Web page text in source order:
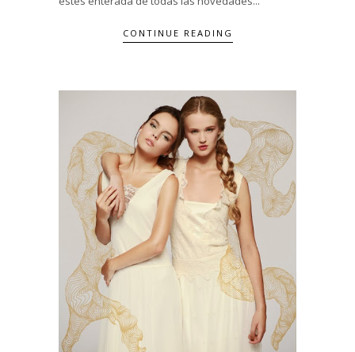
CONTINUE READING